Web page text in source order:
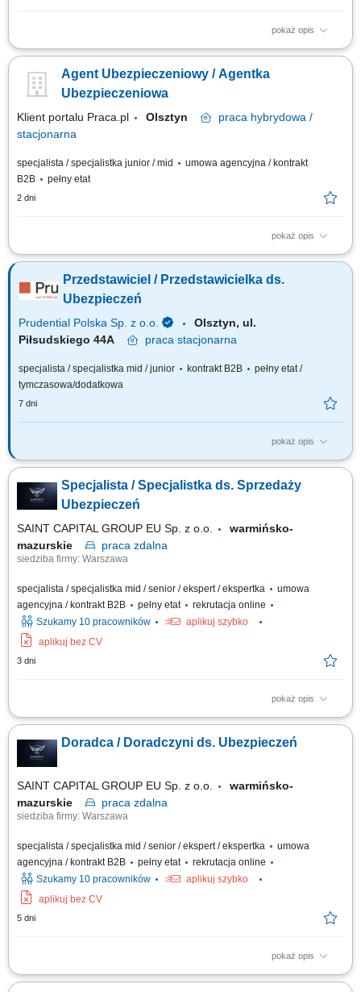
pokaż opis
Zadania Tworzenie i pielęgnowanie trwałych więzi biznesowych.
dedykowanych rozwiązań polisowych. Organizowanie oraz prowadzenie
prezentacji i konsultacji w trybie online oraz stacjonarnie. Samodzielne
Agent Ubezpieczeniowy / Agentka
Ubezpieczeniowa
Klient portalu Praca.pl Olsztyn praca hybrydowa /
stacjonarna
specjalista / specjalistka junior / mid
umowa agencyjna / kontrakt
B2B
pełny etat
2 dni
pokaż opis
Budowanie i pozyskiwanie własnego portfela klientów oraz relacji
ubezpieczeniowych; Prowadzenie spotkań handlowych w formie online i
stacjonarnej; Realizacja indywidualnych celów sprzedażowych przy
Przedstawiciel / Przedstawicielka ds.
Ubezpieczeń
Prudential Polska Sp. z o.o.
Olsztyn, ul.
Piłsudskiego 44A
praca stacjonarna
specjalista / specjalistka mid / junior kontrakt B2B
pełny etat /
tymczasowa/dodatkowa
7 dni
pokaż opis
Twój zakres obowiązków: budowanie własnego biznesu przy wsparciu
organizacja własnej aktywności i kalendarza spotkań.
Specjalista / Specjalistka ds. Sprzedaży
Ubezpieczeń
SAINT CAPITAL GROUP EU Sp. z o.o.
warmińsko-
mazurskie
praca zdalna
siedziba firmy: Warszawa
specjalista / specjalistka mid / senior / ekspert / ekspertka
umowa
agencyjna / kontrakt B2B
pełny etat
rekrutacja online
Szukamy 10 pracowników
aplikuj szybko
aplikuj bez CV
3 dni
pokaż opis
Opis stanowiska: Kompleksowa obsługa klientów w zakresie produktów
pozyskiwanie nowych klientów. Analiza potrzeb i przygotowywanie
indywidualnych rozwiązań ubezpieczeniowych. Budowanie pozycji
Doradca / Doradczyni ds. Ubezpieczeń
SAINT CAPITAL GROUP EU Sp. z o.o.
warmińsko-
mazurskie
praca zdalna
siedziba firmy: Warszawa
specjalista / specjalistka mid / senior / ekspert / ekspertka
umowa
agencyjna / kontrakt B2B
pełny etat
rekrutacja online
Szukamy 10 pracowników
aplikuj szybko
aplikuj bez CV
5 dni
pokaż opis
Opis stanowiska: Rozwijanie współpracy z obecnymi klientami oraz